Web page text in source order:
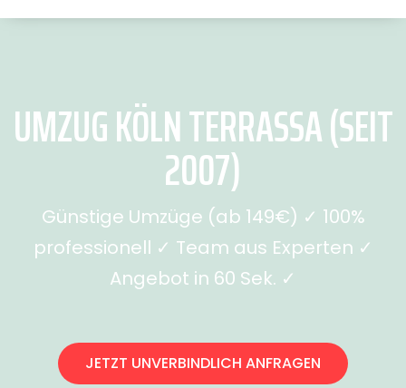
UMZUG KÖLN TERRASSA (SEIT
2007)
Günstige Umzüge (ab 149€) ✓ 100%
professionell ✓ Team aus Experten ✓
Angebot in 60 Sek. ✓
JETZT UNVERBINDLICH ANFRAGEN